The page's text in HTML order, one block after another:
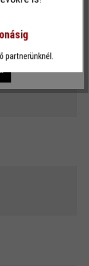
információ
elfogadása
partnerünknél.